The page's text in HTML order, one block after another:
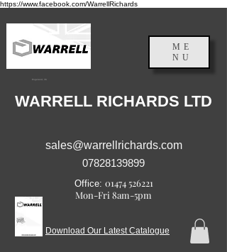
https://www.facebook.com/WarrellRichards
Engeland, VK
ME
NU
WARRELL RICHARDS LTD
sales@warrellrichards.com
07828139899
Office: 01474 526221
Mon-Fri 8am-5pm
Download Our Latest Catalogue